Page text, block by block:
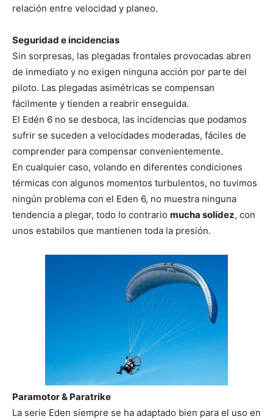
relación entre velocidad y planeo.
Seguridad e incidencias
Sin sorpresas, las plegadas frontales provocadas abren
de inmediato y no exigen ninguna acción por parte del
piloto. Las plegadas asimétricas se compensan
fácilmente y tienden a reabrir enseguida.
El Edén 6 no se desboca, las incidencias que podamos
sufrir se suceden a velocidades moderadas, fáciles de
comprender para compensar convenientemente.
En cualquier caso, volando en diferentes condiciones
térmicas con algunos momentos turbulentos, no tuvimos
ningún problema con el Eden 6, no muestra ninguna
tendencia a plegar, todo lo contrario mucha solidez, con
unos estabilos que mantienen toda la presión.
Paramotor & Paratrike
La serie Eden siempre se ha adaptado bien para el uso en